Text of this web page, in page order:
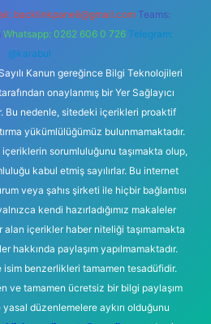
backlinkpaneli@gmail.com Teams:
Whatsapp: 0262 606 0 726 Telegram:
@karabul
Kanun gereğince Bilgi Teknolojileri
onaylanmış bir Yer Sağlayıcı
Bu nedenle, sitedeki içerikleri proaktif
yükümlülüğümüz bulunmamaktadır.
sorumluluğunu taşımakta olup,
kabul etmiş sayılırlar. Bu internet
veya şahıs şirketi ile hiçbir bağlantısı
kendi hazırladığımız makaleler
alan içerikler haber niteliği taşımamakta
hakkında paylaşım yapılmamaktadır.
benzerlikleri tamamen tesadüfidir.
ve tamamen ücretsiz bir bilgi paylaşım
düzenlemelere aykırı olduğunu